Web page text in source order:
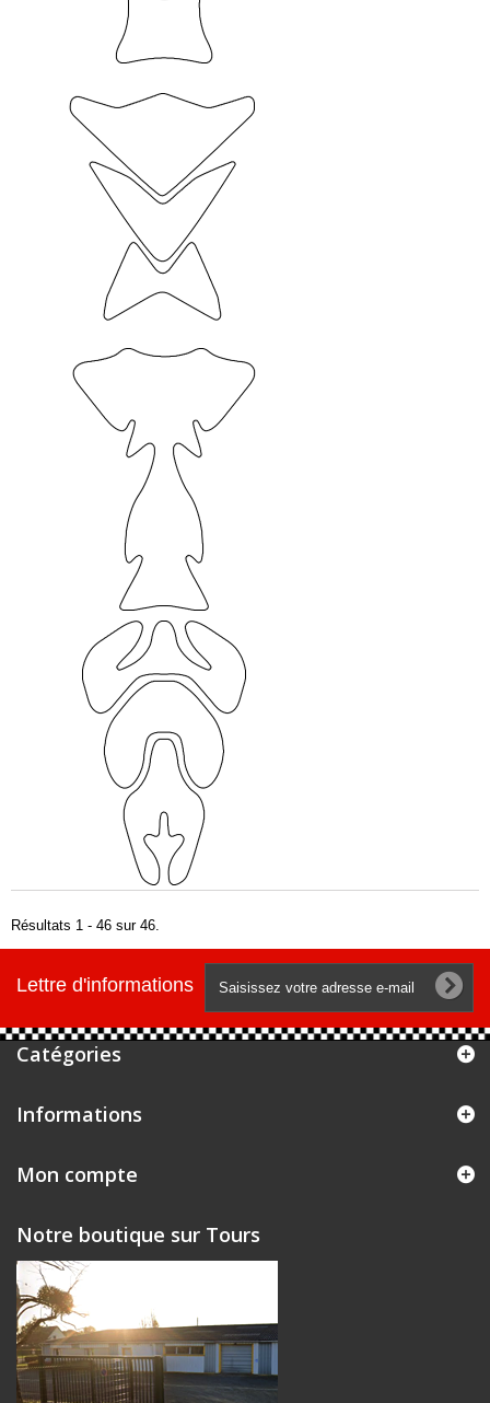
Résultats 1 - 46 sur 46.
Lettre d'informations
Catégories
Informations
Mon compte
Notre boutique sur Tours